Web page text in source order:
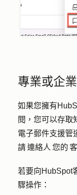
專業或企業
如果您擁有
閱，您可以存取
電子郵件支援管
請 連絡人 您的
若要向HubSpot
驟操作：